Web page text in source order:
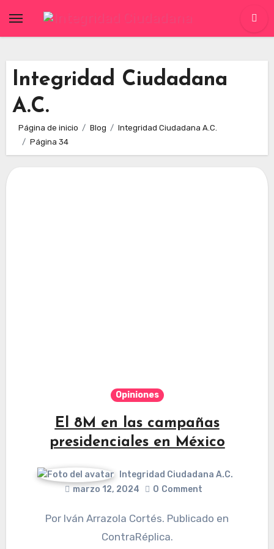
Integridad Ciudadana
A.C.
Página de inicio Blog
Integridad Ciudadana A.C.
Página 34
Opiniones
El 8M en las campañas
presidenciales en México
Integridad Ciudadana A.C.
marzo 12, 2024
0 Comment
Por Iván Arrazola Cortés. Publicado en
ContraRéplica.